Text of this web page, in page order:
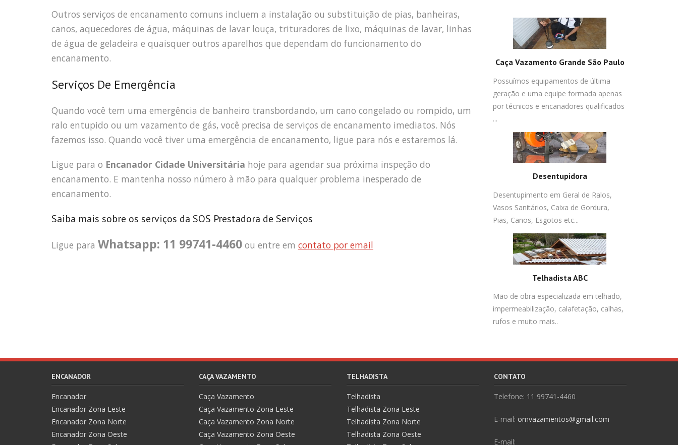
Outros serviços de encanamento comuns incluem a instalação ou substituição de pias, banheiras,
canos, aquecedores de água, máquinas de lavar louça, trituradores de lixo, máquinas de lavar, linhas
de água de geladeira e quaisquer outros aparelhos que dependam do funcionamento do
encanamento.
Serviços De Emergência
Quando você tem uma emergência de banheiro transbordando, um cano congelado ou rompido, um
ralo entupido ou um vazamento de gás, você precisa de serviços de encanamento imediatos. Nós
fazemos isso. Quando você tiver uma emergência de encanamento, ligue para nós e estaremos lá.
Ligue para o Encanador Cidade Universitária hoje para agendar sua próxima inspeção do
encanamento. E mantenha nosso número à mão para qualquer problema inesperado de
encanamento.
Saiba mais sobre os serviços da SOS Prestadora de Serviços
Ligue para Whatsapp: 11 99741-4460 ou entre em contato por email
Caça Vazamento Grande São Paulo
Possuímos equipamentos de última
geração e uma equipe formada apenas
por técnicos e encanadores qualificados
...
Desentupidora
Desentupimento em Geral de Ralos,
Vasos Sanitários, Caixa de Gordura,
Pias, Canos, Esgotos etc...
Telhadista ABC
Mão de obra especializada em telhado,
impermeabilização, calafetação, calhas,
rufos e muito mais..
ENCANADOR
Encanador
Encanador Zona Leste
Encanador Zona Norte
Encanador Zona Oeste
CAÇA VAZAMENTO
Caça Vazamento
Caça Vazamento Zona Leste
Caça Vazamento Zona Norte
Caça Vazamento Zona Oeste
TELHADISTA
Telhadista
Telhadista Zona Leste
Telhadista Zona Norte
Telhadista Zona Oeste
CONTATO
Telefone: 11 99741-4460
E-mail: omvazamentos@gmail.com
E-mail: